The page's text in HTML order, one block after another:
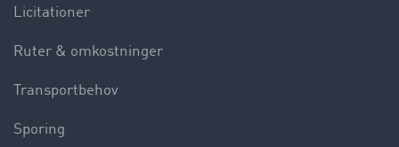
Licitationer
Ruter & omkostninger
Transportbehov
Sporing